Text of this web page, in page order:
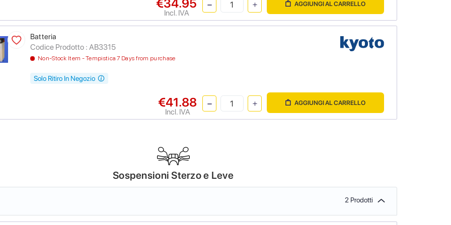
€34.95
Incl. IVA
AGGIUNGI AL CARRELLO
Batteria
Codice Prodotto : AB3315
Non-Stock Item - Tempistica 7 Days from purchase
Solo Ritiro In Negozio
€41.88
Incl. IVA
AGGIUNGI AL CARRELLO
Sospensioni Sterzo e Leve
2 Prodotti